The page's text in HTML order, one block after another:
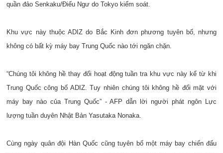
quần đảo Senkaku/Điếu Ngư do Tokyo kiểm soát.
Khu vực này thuộc ADIZ do Bắc Kinh đơn phương tuyên bố, nhưng
không có bất kỳ máy bay Trung Quốc nào tới ngăn chặn.
“Chúng tôi không hề thay đổi hoạt động tuần tra khu vực này kể từ khi
Trung Quốc công bố ADIZ. Tuy nhiên chúng tôi không hề đối mặt với
máy bay nào của Trung Quốc” - AFP dẫn lời người phát ngôn Lực
lượng tuần duyên Nhật Bản Yasutaka Nonaka.
Cùng ngày quân đội Hàn Quốc cũng tuyên bố một máy bay chiến đấu